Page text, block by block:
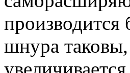
производится
шнура